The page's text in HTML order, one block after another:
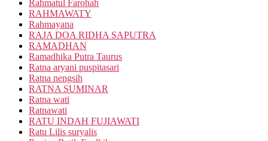
Rahmatul Farohah
RAHMAWATY
Rahmayana
RAJA DOA RIDHA SAPUTRA
RAMADHAN
Ramadhika Putra Taurus
Ratna aryani puspitasari
Ratna nengsih
RATNA SUMINAR
Ratna wati
Ratnawati
RATU INDAH FUJIAWATI
Ratu Lilis suryalis